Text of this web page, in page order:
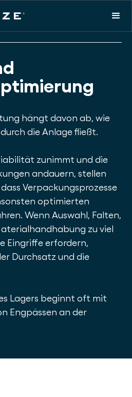
hängt davon ab, wie
die Anlage fließt.
zunimmt und die
andauern, stellen
Verpackungsprozesse
optimierten
Wenn Auswahl, Falten,
zu viel
Eingriffe erfordern,
Durchsatz und die
Lagers beginnt oft mit
Engpässen an der